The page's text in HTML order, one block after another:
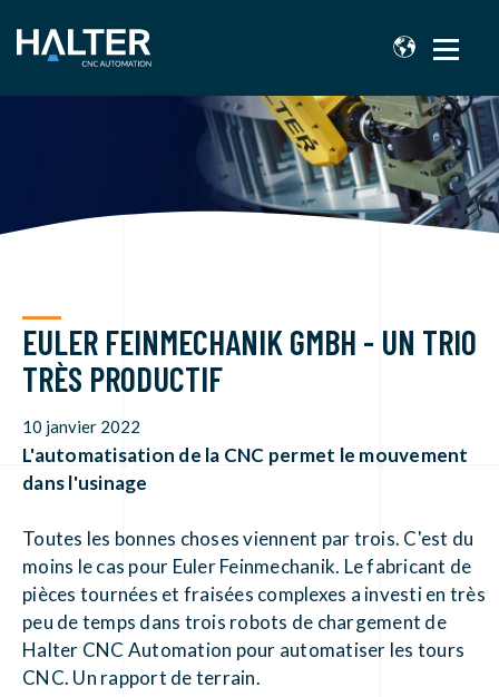
EULER FEINMECHANIK GMBH - UN TRIO
TRÈS PRODUCTIF
10 janvier 2022
L'automatisation de la CNC permet le mouvement
dans l'usinage
Toutes les bonnes choses viennent par trois. C'est du
moins le cas pour Euler Feinmechanik. Le fabricant de
pièces tournées et fraisées complexes a investi en très
peu de temps dans trois robots de chargement de
Halter CNC Automation pour automatiser les tours
CNC. Un rapport de terrain.